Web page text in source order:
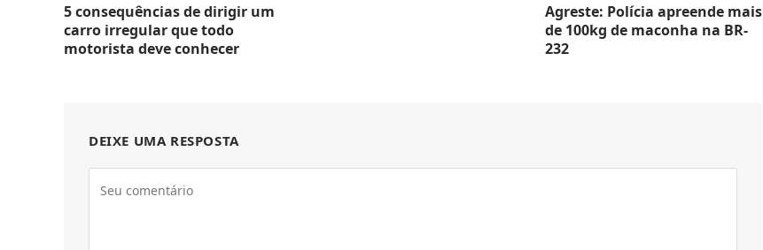
5 consequências de dirigir um
carro irregular que todo
motorista deve conhecer
Agreste: Polícia apreende mais
de 100kg de maconha na BR-
232
DEIXE UMA RESPOSTA